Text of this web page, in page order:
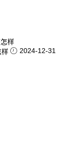
2024-12-31